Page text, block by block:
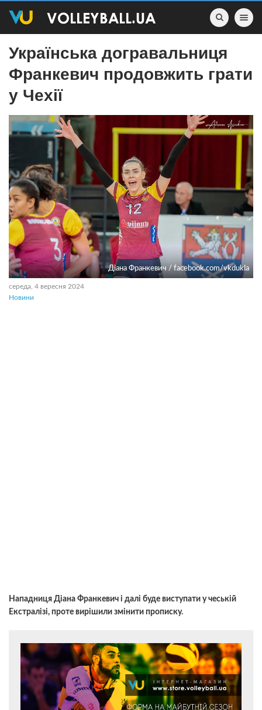
Toggle
Українська догравальниця
Франкевич продовжить грати
у Чехії
Діана Франкевич / facebook.com/vkdukla
середа, 4 вересня 2024
Новини
Нападниця Діана Франкевич і далі буде виступати у чеській
Екстралізі, проте вирішили змінити прописку.